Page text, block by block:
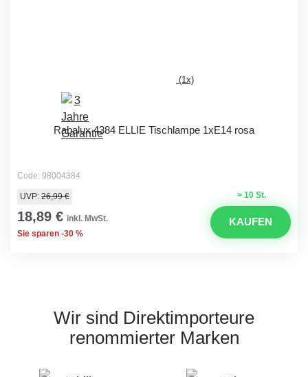
(1x)
Rabalux 4384 ELLIE Tischlampe 1xE14 rosa
Code: 98004384
> 10 St.
UVP: 26,99 €
18,89 € inkl. MwSt.
Sie sparen -30 %
KAUFEN
Wir sind Direktimporteure
renommierter Marken